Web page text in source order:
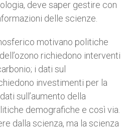
deve saper gestire con
delle scienze.
motivano politiche
richiedono interventi
i dati sul
investimenti per la
sull’aumento della
demografiche e così via.
dalla scienza, ma la scienza